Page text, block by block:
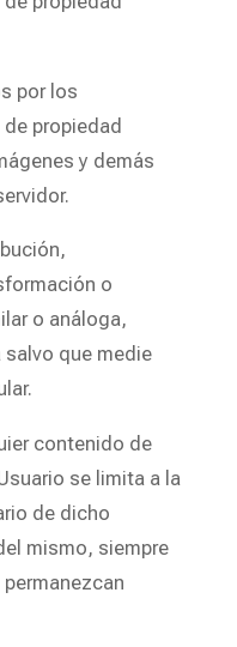
por los
propiedad
y demás
o
o análoga,
que medie
contenido de
se limita a la
de dicho
mismo, siempre